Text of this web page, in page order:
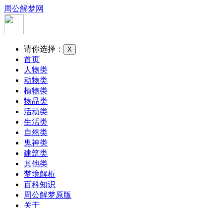
周公解梦网
请你选择： X
首页
人物类
动物类
植物类
物品类
活动类
生活类
自然类
鬼神类
建筑类
其他类
梦境解析
百科知识
周公解梦原版
关于